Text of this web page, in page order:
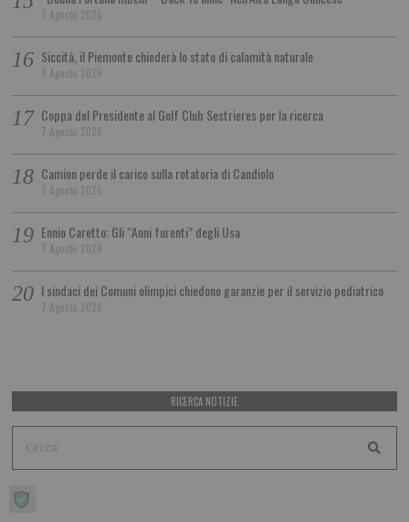
7 Agosto 2026
Siccità, il Piemonte chiederà lo stato di calamità naturale
7 Agosto 2026
Coppa del Presidente al Golf Club Sestrieres per la ricerca
7 Agosto 2026
Camion perde il carico sulla rotatoria di Candiolo
7 Agosto 2026
Ennio Caretto: Gli “Anni furenti” degli Usa
7 Agosto 2026
I sindaci dei Comuni olimpici chiedono garanzie per il servizio pediatrico
7 Agosto 2026
RICERCA NOTIZIE